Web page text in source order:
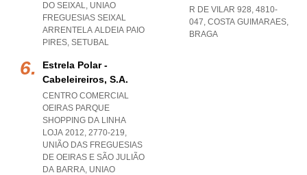
DO SEIXAL, UNIAO
FREGUESIAS SEIXAL
ARRENTELA ALDEIA PAIO
PIRES, SETUBAL
Estrela Polar -
Cabeleireiros, S.a.
CENTRO COMERCIAL
OEIRAS PARQUE
SHOPPING DA LINHA
LOJA 2012, 2770-219,
UNIÃO DAS FREGUESIAS
DE OEIRAS E SÃO JULIÃO
DA BARRA, UNIAO
R DE VILAR 928, 4810-
047, COSTA GUIMARAES,
BRAGA